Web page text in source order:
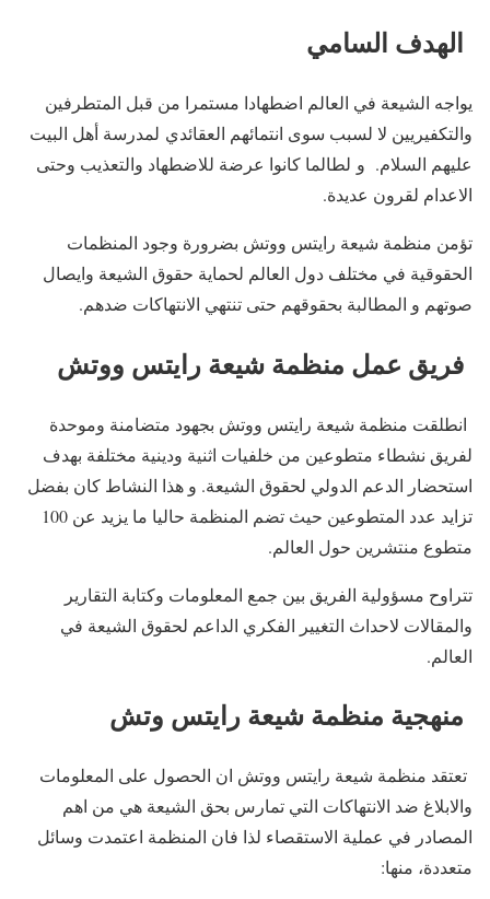
الهدف السامي
يواجه الشيعة في العالم اضطهادا مستمرا من قبل المتطرفين
والتكفيريين لا لسبب سوى انتمائهم العقائدي لمدرسة أهل البيت
عليهم السلام. و لطالما كانوا عرضة للاضطهاد والتعذيب وحتى
الاعدام لقرون عديدة.
تؤمن منظمة شيعة رايتس ووتش بضرورة وجود المنظمات
الحقوقية في مختلف دول العالم لحماية حقوق الشيعة وايصال
صوتهم و المطالبة بحقوقهم حتى تنتهي الانتهاكات ضدهم.
فريق عمل منظمة شيعة رايتس ووتش
انطلقت منظمة شيعة رايتس ووتش بجهود متضامنة وموحدة
لفريق نشطاء متطوعين من خلفيات اثنية ودينية مختلفة بهدف
استحضار الدعم الدولي لحقوق الشيعة. و هذا النشاط كان بفضل
تزايد عدد المتطوعين حيث تضم المنظمة حاليا ما يزيد عن 100
متطوع منتشرين حول العالم.
تتراوح مسؤولية الفريق بين جمع المعلومات وكتابة التقارير
والمقالات لاحداث التغيير الفكري الداعم لحقوق الشيعة في
العالم.
منهجية منظمة شيعة رايتس وتش
تعتقد منظمة شيعة رايتس ووتش ان الحصول على المعلومات
والابلاغ ضد الانتهاكات التي تمارس بحق الشيعة هي من اهم
المصادر في عملية الاستقصاء لذا فان المنظمة اعتمدت وسائل
متعددة، منها: